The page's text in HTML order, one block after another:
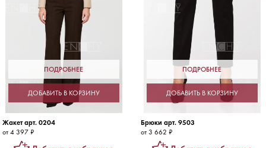
ПОДРОБНЕЕ
ДОБАВИТЬ В КОРЗИНУ
Жакет арт. 0204
от 4 397 ₽
ПОДРОБНЕЕ
ДОБАВИТЬ В КОРЗИНУ
Брюки арт. 9503
от 3 662 ₽